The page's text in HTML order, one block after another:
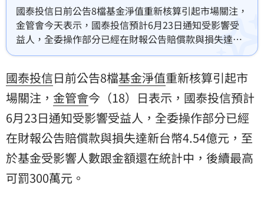
國泰投信日前公告8檔基金淨值重新核算引起市場關注，
金管會今天表示，國泰投信預計6月23日通知受影響受
益人，全委操作部分已經在財報公告賠償款與損失達新
台幣4.54億元，至於基金受影響人數跟金額還在統計
國泰投信日前公告8檔基金淨值重新核算引起市
場關注， 金管會今（18）日表示，國泰投信預計
6月23日通知受影響受益人，全委操作部分已經
在財報公告賠償款與損失達新台幣4.54億元，至
於基金受影響人數跟金額還在統計中，後續最高
可罰300萬元。